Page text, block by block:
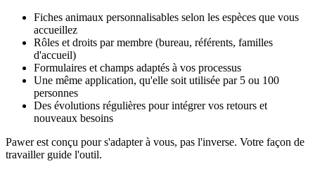
Fiches animaux personnalisables selon les espèces que vous
accueillez
Rôles et droits par membre (bureau, référents, familles
d'accueil)
Formulaires et champs adaptés à vos processus
Une même application, qu'elle soit utilisée par 5 ou 100
personnes
Des évolutions régulières pour intégrer vos retours et
nouveaux besoins
Pawer est conçu pour s'adapter à vous, pas l'inverse. Votre façon de
travailler guide l'outil.